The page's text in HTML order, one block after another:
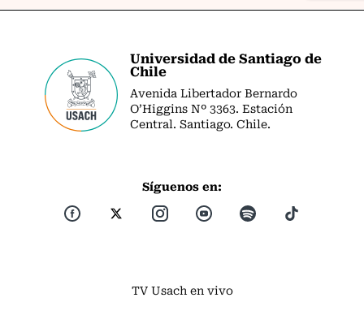
Universidad de Santiago de
Chile
Avenida Libertador Bernardo
O’Higgins Nº 3363. Estación
Central. Santiago. Chile.
Síguenos en:
TV Usach en vivo